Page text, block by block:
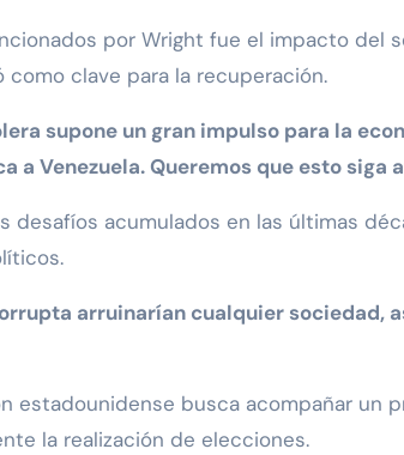
por Wright fue el impacto del
como clave para la recuperación.
supone un gran impulso para la
Venezuela. Queremos que esto siga
desafíos acumulados en las últimas
arruinarían cualquier sociedad,
estadounidense busca acompañar un
la realización de elecciones.